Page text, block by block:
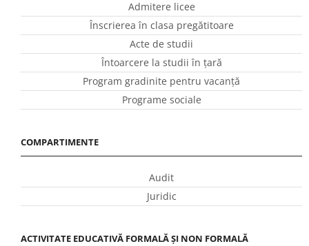
Admitere licee
Înscrierea în clasa pregătitoare
Acte de studii
Întoarcere la studii în ţară
Program gradinite pentru vacanţă
Programe sociale
COMPARTIMENTE
Audit
Juridic
ACTIVITATE EDUCATIVĂ FORMALĂ ȘI NON FORMALĂ